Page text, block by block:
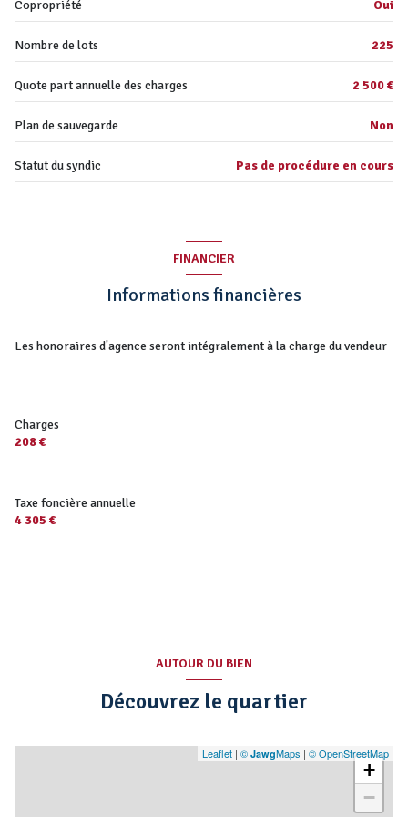
interphone
accès handicapé
salle de bain
WC 1.45 m²
entrée 5.57 m²
balcon 4.97 m²
Copropriété Oui
Nombre de lots 225
Quote part annuelle des charges 2 500 €
Plan de sauvegarde Non
Statut du syndic Pas de procédure en cours
FINANCIER
Informations financières
Les honoraires d'agence seront intégralement à la charge du vendeur
Charges
208 €
Taxe foncière annuelle
4 305 €
AUTOUR DU BIEN
Découvrez le quartier
+
−
Leaflet | © JawgMaps | © OpenStreetMap